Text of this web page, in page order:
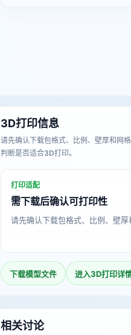
3D打印信息
请先确认下载包格式、比例、壁厚和网
判断是否适合3D打印。
打印适配
需下载后确认可打印性
请先确认下载包格式、比例、壁厚
下载模型文件 进入3D打印详
相关讨论